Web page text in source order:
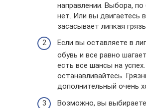
направлении. Выбора,
нет. Или вы двигаетесь
засасывает липкая
Если вы оставляете в
обувь и все равно
есть все шансы на
останавливайтесь.
дополнительный очень
Возможно, вы